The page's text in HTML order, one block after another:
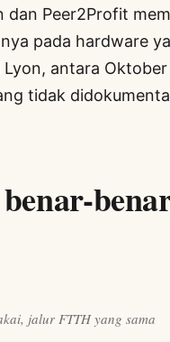
dan Peer2Profit
pada hardware
Lyon, antara
tidak
jalur FTTH yang sama